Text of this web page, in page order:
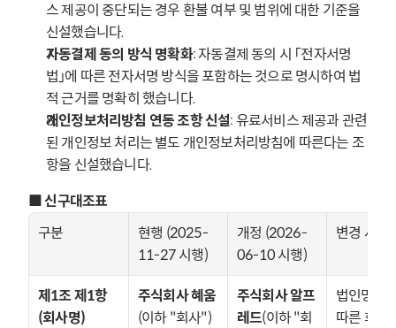
스 제공이 중단되는 경우 환불 여부 및 범위에 대한 기준을
신설했습니다.
자동결제 동의 방식 명확화: 자동결제 동의 시 「전자서명
법」에 따른 전자서명 방식을 포함하는 것으로 명시하여 법
적 근거를 명확히 했습니다.
개인정보처리방침 연동 조항 신설: 유료서비스 제공과 관련
된 개인정보 처리는 별도 개인정보처리방침에 따른다는 조
항을 신설했습니다.
■ 신구대조표
구분
현행 (2025-
11-27 시행)
개정 (2026-
06-10 시행)
변경 사유
제1조 제1항
(회사명)
주식회사 혜움
(이하 "회사")
주식회사 알프
레드(이하 "회
법인명 변
따른 회사